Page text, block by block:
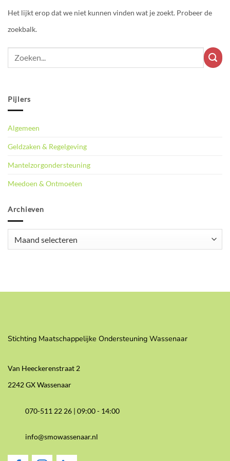
Pijlers
Algemeen
Geldzaken & Regelgeving
Mantelzorgondersteuning
Meedoen & Ontmoeten
Archieven
Het lijkt erop dat we niet kunnen vinden wat je zoekt. Probeer de
zoekbalk.
Stichting Maatschappelijke Ondersteuning Wassenaar
Van Heeckerenstraat 2
2242 GX Wassenaar
070-511 22 26 |09:00 - 14:00
info@smowassenaar.nl